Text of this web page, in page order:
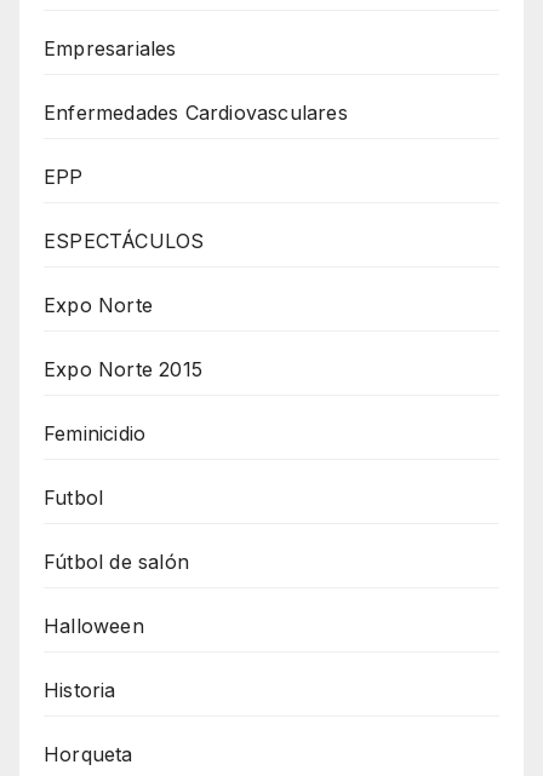
Empresariales
Enfermedades Cardiovasculares
EPP
ESPECTÁCULOS
Expo Norte
Expo Norte 2015
Feminicidio
Futbol
Fútbol de salón
Halloween
Historia
Horqueta